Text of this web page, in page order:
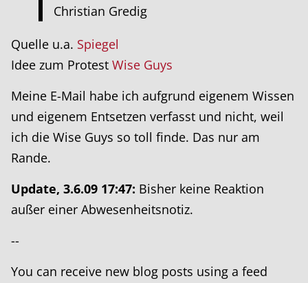
Christian Gredig
Quelle u.a. Spiegel
Idee zum Protest Wise Guys
Meine E-Mail habe ich aufgrund eigenem Wissen
und eigenem Entsetzen verfasst und nicht, weil
ich die Wise Guys so toll finde. Das nur am
Rande.
Update, 3.6.09 17:47: Bisher keine Reaktion
außer einer Abwesenheitsnotiz.
--
You can receive new blog posts using a feed